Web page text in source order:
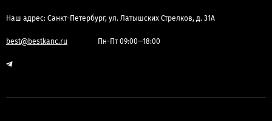
Наш адрес: Санкт-Петербург, ул. Латышских Стрелков, д. 31А
best@bestkanc.ru Пн-Пт 09:00—18:00